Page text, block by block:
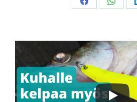
Share
Share